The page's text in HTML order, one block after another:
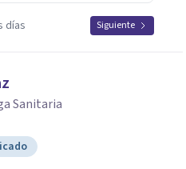
días Siguiente
Sanitaria